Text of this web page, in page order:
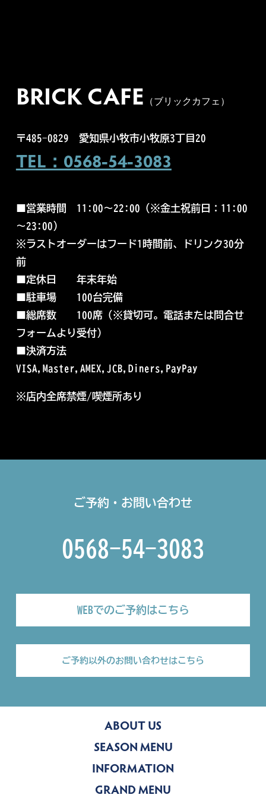
BRICK CAFE （ブリックカフェ）
〒485-0829 愛知県小牧市小牧原3丁目20
TEL：0568-54-3083
■営業時間 11:00～22:00（ ※金土祝前日：11:00
～23:00）
※ラストオーダーはフード1時間前、ドリンク30分
前
定休日 年末年始
駐車場 100台完備
総席数 100席（※貸切可。電話または問合せ
フォームより受付）
決済方法
VISA,Master,AMEX,JCB,Diners,PayPay
※店内全席禁煙/喫煙所あり
ご予約・お問い合わせ
0568-54-3083
WEBでのご予約はこちら
ご予約以外のお問い合わせはこちら
ABOUT US
SEASON MENU
INFORMATION
GRAND MENU